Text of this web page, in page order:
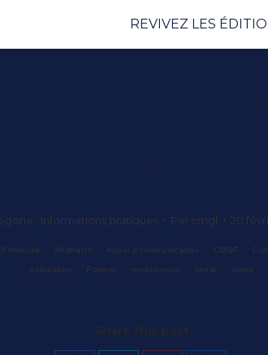
REVIVEZ LES
: Informations pratiques Par cmgf 20
5 minutes Abstracts Appel à communication CMGF
population Posters rendez-vous santé stand
Share this post